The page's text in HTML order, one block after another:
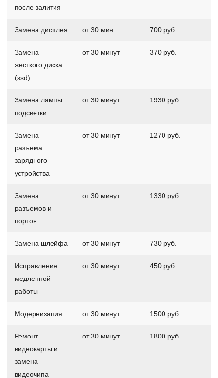
после залития
Замена дисплея от 30 мин 700 руб.
Замена
жесткого диска
(ssd)
от 30 минут 370 руб.
Замена лампы
подсветки
от 30 минут 1930 руб.
Замена
разъема
зарядного
устройства
от 30 минут 1270 руб.
Замена
разъемов и
портов
от 30 минут 1330 руб.
Замена шлейфа от 30 минут 730 руб.
Исправление
медленной
работы
от 30 минут 450 руб.
Модернизация от 30 минут 1500 руб.
Ремонт
видеокарты и
замена
видеочипа
от 30 минут 1800 руб.